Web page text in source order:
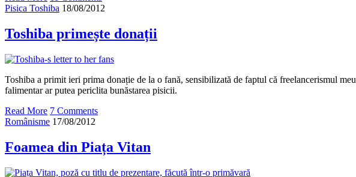
Pisica Toshiba 18/08/2012
Toshiba primește donații
Toshiba a primit ieri prima donație de la o fană, sensibilizată de faptul că freelancerismul meu
falimentar ar putea periclita bunăstarea pisicii.
Read More 7 Comments
Românisme 17/08/2012
Foamea din Piața Vitan